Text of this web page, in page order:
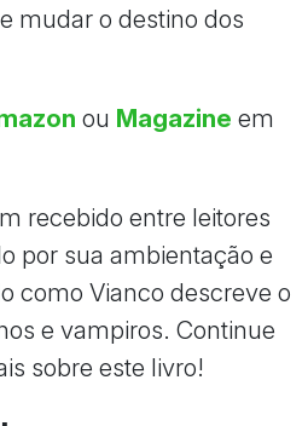
mudar o destino dos
ou Magazine em
recebido entre leitores
por sua ambientação e
como Vianco descreve o
e vampiros. Continue
sobre este livro!